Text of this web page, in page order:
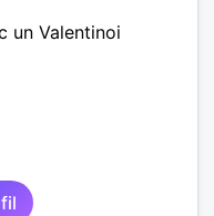
un Valentinoi